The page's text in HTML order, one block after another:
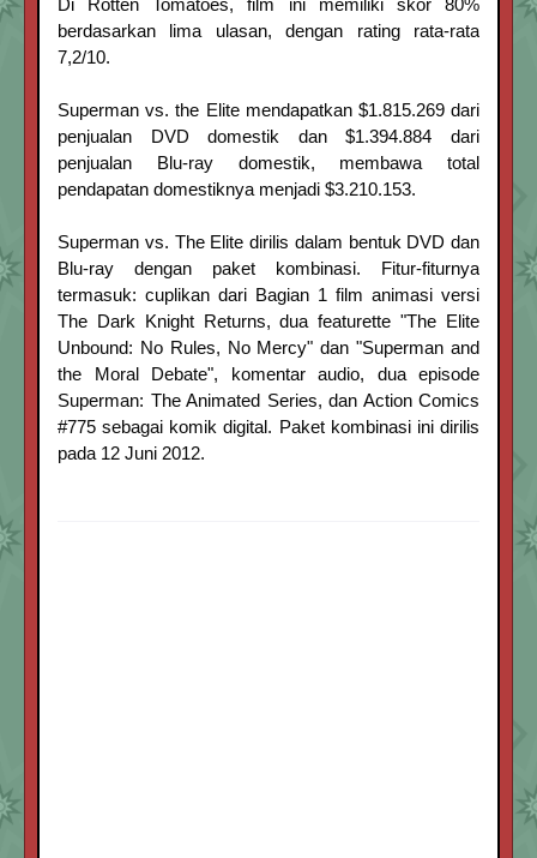
Di Rotten Tomatoes, film ini memiliki skor 80%
berdasarkan lima ulasan, dengan rating rata-rata
7,2/10.
Superman vs. the Elite mendapatkan $1.815.269 dari
penjualan DVD domestik dan $1.394.884 dari
penjualan Blu-ray domestik, membawa total
pendapatan domestiknya menjadi $3.210.153.
Superman vs. The Elite dirilis dalam bentuk DVD dan
Blu-ray dengan paket kombinasi. Fitur-fiturnya
termasuk: cuplikan dari Bagian 1 film animasi versi
The Dark Knight Returns, dua featurette "The Elite
Unbound: No Rules, No Mercy" dan "Superman and
the Moral Debate", komentar audio, dua episode
Superman: The Animated Series, dan Action Comics
#775 sebagai komik digital. Paket kombinasi ini dirilis
pada 12 Juni 2012.